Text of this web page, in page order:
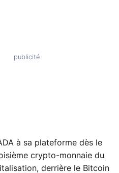
à sa plateforme dès le
crypto-monnaie du
derrière le Bitcoin